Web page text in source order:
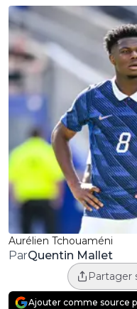
Aurélien Tchouaméni
ParQuentin Mallet
Partager
Ajouter comme source